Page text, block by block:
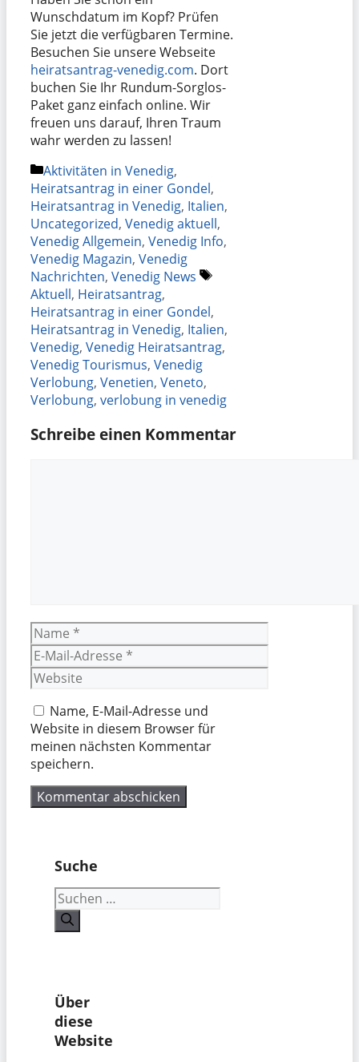
Wunschdatum im Kopf? Prüfen
Sie jetzt die verfügbaren Termine.
Besuchen Sie unsere Webseite
heiratsantrag-venedig.com. Dort
buchen Sie Ihr Rundum-Sorglos-
Paket ganz einfach online. Wir
freuen uns darauf, Ihren Traum
wahr werden zu lassen!
Kategorien
Aktivitäten in Venedig,
Heiratsantrag in einer Gondel,
Heiratsantrag in Venedig, Italien,
Uncategorized, Venedig aktuell,
Venedig Allgemein, Venedig Info,
Venedig Magazin, Venedig
Nachrichten, Venedig News
Schlagwörter
Aktuell, Heiratsantrag,
Heiratsantrag in einer Gondel,
Heiratsantrag in Venedig, Italien,
Venedig, Venedig Heiratsantrag,
Venedig Tourismus, Venedig
Verlobung, Venetien, Veneto,
Verlobung, verlobung in venedig
Schreibe einen Kommentar
Name
E-
Mail-
Adresse
Website
Name, E-Mail-Adresse und
Website in diesem Browser für
meinen nächsten Kommentar
speichern.
Suche
Suchen
nach:
Über
diese
Website